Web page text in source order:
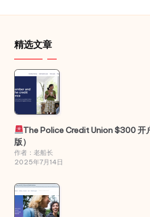
精选文章
The Police Credit Union $300 开
版）
作者：老船长
2025年7月14日